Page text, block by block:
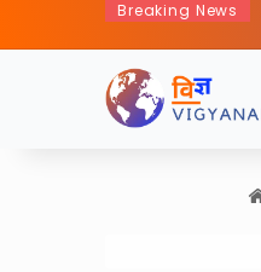
Breaking News